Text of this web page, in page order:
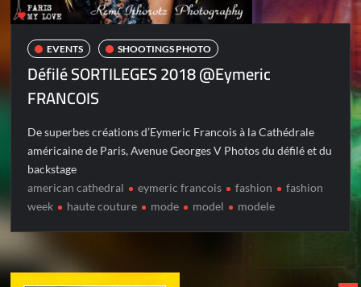
EVENTS SHOOTINGS PHOTO
Défilé SORTILEGES 2018 @Eymeric
FRANCOIS
De superbes créations d’Eymeric Francois à la Cathédrale
américaine de Paris, Avenue Georges V Photos du défilé et du
backstage
american cathedral
eymeric francois fashion
fashion
week
haute couture mode model modele